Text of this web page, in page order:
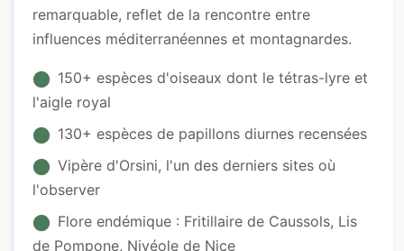
remarquable, reflet de la rencontre entre
influences méditerranéennes et montagnardes.
150+ espèces d'oiseaux dont le tétras-lyre et
l'aigle royal
130+ espèces de papillons diurnes recensées
Vipère d'Orsini, l'un des derniers sites où
l'observer
Flore endémique : Fritillaire de Caussols, Lis
de Pompone, Nivéole de Nice